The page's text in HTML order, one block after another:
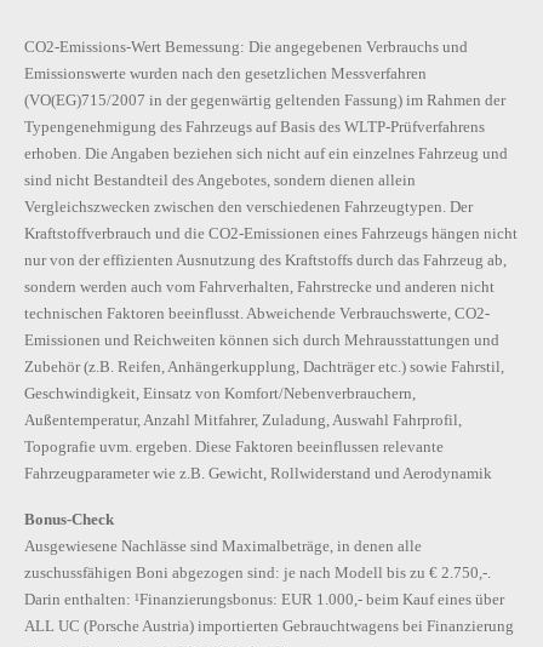
CO2-Emissions-Wert Bemessung: Die angegebenen Verbrauchs und
Emissionswerte wurden nach den gesetzlichen Messverfahren
(VO(EG)715/2007 in der gegenwärtig geltenden Fassung) im Rahmen der
Typengenehmigung des Fahrzeugs auf Basis des WLTP-Prüfverfahrens
erhoben. Die Angaben beziehen sich nicht auf ein einzelnes Fahrzeug und
sind nicht Bestandteil des Angebotes, sondern dienen allein
Vergleichszwecken zwischen den verschiedenen Fahrzeugtypen. Der
Kraftstoffverbrauch und die CO2-Emissionen eines Fahrzeugs hängen nicht
nur von der effizienten Ausnutzung des Kraftstoffs durch das Fahrzeug ab,
sondern werden auch vom Fahrverhalten, Fahrstrecke und anderen nicht
technischen Faktoren beeinflusst. Abweichende Verbrauchswerte, CO2-
Emissionen und Reichweiten können sich durch Mehrausstattungen und
Zubehör (z.B. Reifen, Anhängerkupplung, Dachträger etc.) sowie Fahrstil,
Geschwindigkeit, Einsatz von Komfort/Nebenverbrauchern,
Außentemperatur, Anzahl Mitfahrer, Zuladung, Auswahl Fahrprofil,
Topografie uvm. ergeben. Diese Faktoren beeinflussen relevante
Fahrzeugparameter wie z.B. Gewicht, Rollwiderstand und Aerodynamik
Bonus-Check
Ausgewiesene Nachlässe sind Maximalbeträge, in denen alle
zuschussfähigen Boni abgezogen sind: je nach Modell bis zu € 2.750,-.
Darin enthalten: ¹Finanzierungsbonus: EUR 1.000,- beim Kauf eines über
ALL UC (Porsche Austria) importierten Gebrauchtwagens bei Finanzierung